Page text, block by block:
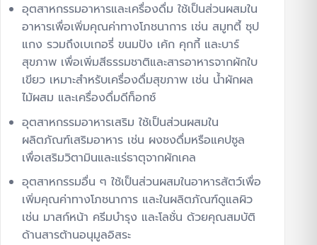
อุตสาหกรรมอาหารและเครื่องดื่ม ใช้เป็นส่วนผสมใน
อาหารเพื่อเพิ่มคุณค่าทางโภชนาการ เช่น สมูทตี้ ซุป
แกง รวมถึงเบเกอรี่ ขนมปัง เค้ก คุกกี้ และบาร์
สุขภาพ เพื่อเพิ่มสีธรรมชาติและสารอาหารจากผักใบ
เขียว เหมาะสำหรับเครื่องดื่มสุขภาพ เช่น น้ำผักผล
ไม้ผสม และเครื่องดื่มดีท็อกซ์
อุตสาหกรรมอาหารเสริม ใช้เป็นส่วนผสมใน
ผลิตภัณฑ์เสริมอาหาร เช่น ผงชงดื่มหรือแคปซูล
เพื่อเสริมวิตามินและแร่ธาตุจากผักเคล
อุตสาหกรรมอื่น ๆ ใช้เป็นส่วนผสมในอาหารสัตว์เพื่อ
เพิ่มคุณค่าทางโภชนาการ และในผลิตภัณฑ์ดูแลผิว
เช่น มาสก์หน้า ครีมบำรุง และโลชั่น ด้วยคุณสมบัติ
ด้านสารต้านอนุมูลอิสระ